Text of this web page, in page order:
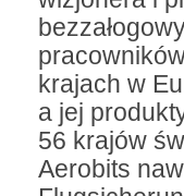
krajach w
a jej
56 krajów
Aerobits